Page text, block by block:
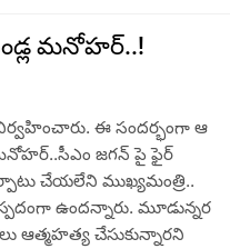
మనోహర్..!
ఈ సందర్భంగా ఆ
జగన్ పై ఫైర్
చేయలేని ముఖ్యమంత్రి..
ఉందన్నారు. మూడున్నర
ఆత్మహత్య చేసుకున్నారని